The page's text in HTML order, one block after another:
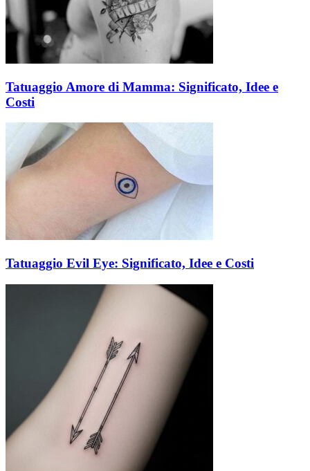
Tatuaggio Amore di Mamma: Significato, Idee e
Costi
Tatuaggio Evil Eye: Significato, Idee e Costi